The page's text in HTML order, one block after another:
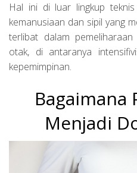
Hal ini di luar lingkup
kemanusiaan dan sipil yang
terlibat dalam
otak, di antaranya
kepemimpinan.
Bagaimana
Menjadi